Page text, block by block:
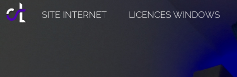
SITE INTERNET LICENCES WINDOWS